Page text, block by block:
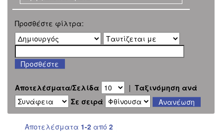
Προσθέστε φίλτρα:
Αποτελέσματα/Σελίδα | Ταξινόμηση ανά
Σε σειρά
Αποτελέσματα 1-2 από 2